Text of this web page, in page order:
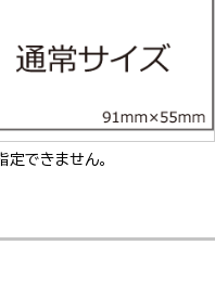
できません。